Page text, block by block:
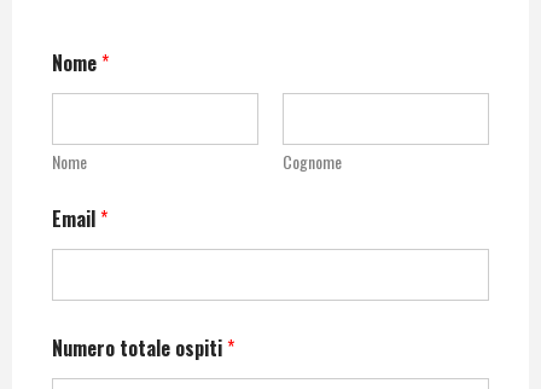
Nome*
Nome Cognome
Email*
Numero totale ospiti*